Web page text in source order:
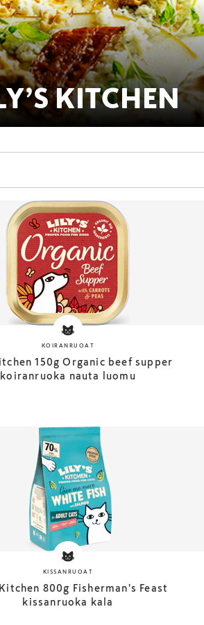
KITCHEN
KOIRANRUOAT
150g Organic beef supper
koiranruoka nauta luomu
KISSANRUOAT
800g Fisherman's Feast
kissanruoka kala